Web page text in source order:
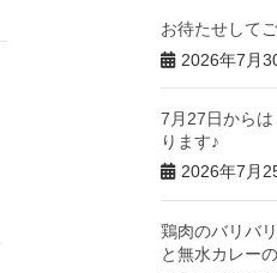
お待たせして
2026年7月
7月27日から
ります♪
2026年7月
鶏肉のバリバ
と無水カレー